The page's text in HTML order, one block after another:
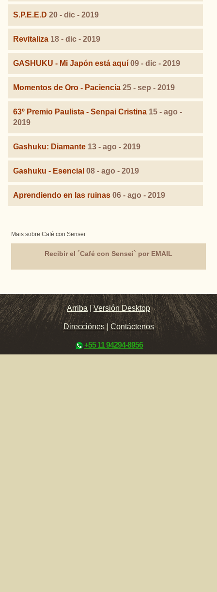
S.P.E.E.D 20 - dic - 2019
Revitaliza 18 - dic - 2019
GASHUKU - Mi Japón está aquí 09 - dic - 2019
Momentos de Oro - Paciencia 25 - sep - 2019
63º Premio Paulista - Senpai Cristina 15 - ago -
2019
Gashuku: Diamante 13 - ago - 2019
Gashuku - Esencial 08 - ago - 2019
Aprendiendo en las ruinas 06 - ago - 2019
Mais sobre Café con Sensei
Recibir el ´Café con Sensei` por EMAIL
Arriba |Versión Desktop
Direcciónes| Contáctenos
+55 11 94294-8956